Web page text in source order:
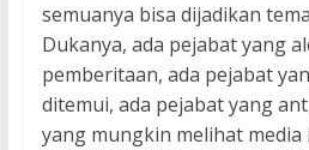
semuanya bisa dijadikan
Dukanya, ada pejabat yang
pemberitaan, ada pejabat
ditemui, ada pejabat yang
yang mungkin melihat